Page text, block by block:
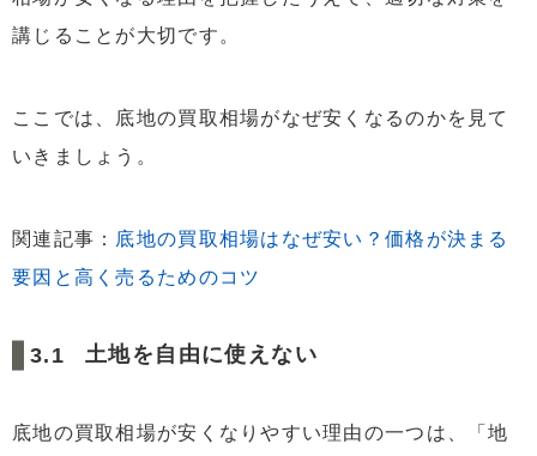
講じることが大切です。
ここでは、底地の買取相場がなぜ安くなるのかを見て
いきましょう。
関連記事： 底地の買取相場はなぜ安い？価格が決まる
要因と高く売るためのコツ
土地を自由に使えない
底地の買取相場が安くなりやすい理由の一つは、「地